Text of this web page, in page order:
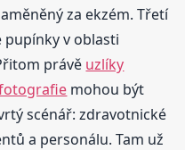
za ekzém. Třetí
pupínky v oblasti
právě uzlíky
mohou být
scénář: zdravotnické
a personálu. Tam už